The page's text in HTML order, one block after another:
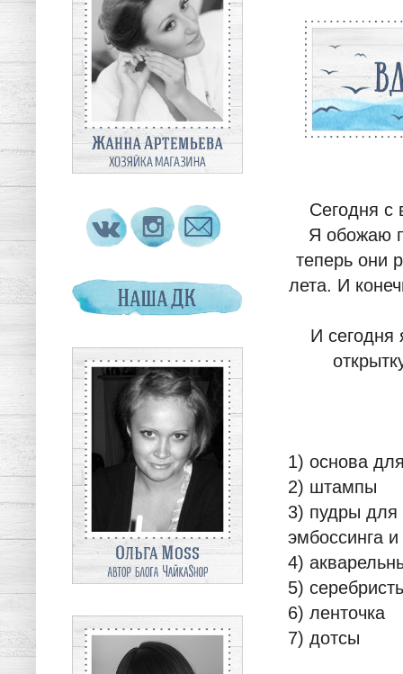
Сегодня
Я обожаю
теперь они
лета. И
И сегодня
1) основа
2) штампы
3) пудры для
эмбоссинга
4)
5)
6) ленточка
7) дотсы